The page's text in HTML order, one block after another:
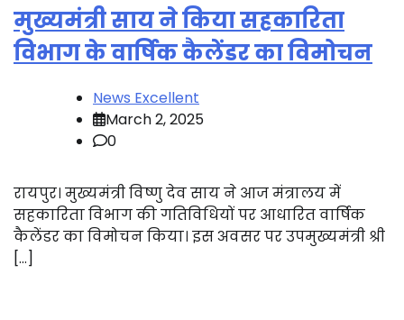
मुख्यमंत्री साय ने किया सहकारिता
विभाग के वार्षिक कैलेंडर का विमोचन
News Excellent
March 2, 2025
0
रायपुर। मुख्यमंत्री विष्णु देव साय ने आज मंत्रालय में
सहकारिता विभाग की गतिविधियों पर आधारित वार्षिक
कैलेंडर का विमोचन किया। इस अवसर पर उपमुख्यमंत्री श्री
[…]